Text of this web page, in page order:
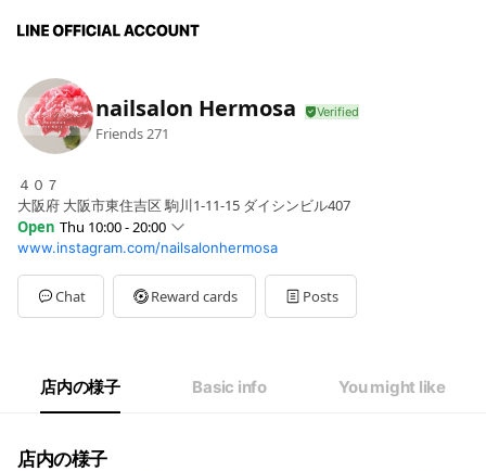
nailsalon Hermosa
Friends 271
４０７
大阪府 大阪市東住吉区 駒川1-11-15 ダイシンビル407
Open Thu 10:00 - 20:00
Sun10:00 - 20:00
Mon10:00 - 20:00
Tue10:00 - 20:00
Wed10:00 - 20:00
10:00 - 20:00
不定休
www.instagram.com/nailsalonhermosa
Chat Reward cards Posts
店内の様子 Basic info You might like
店内の様子